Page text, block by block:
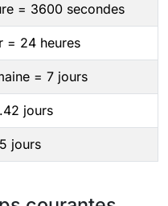
= 3600 secondes
= 24 heures
= 7 jours
jours
jours